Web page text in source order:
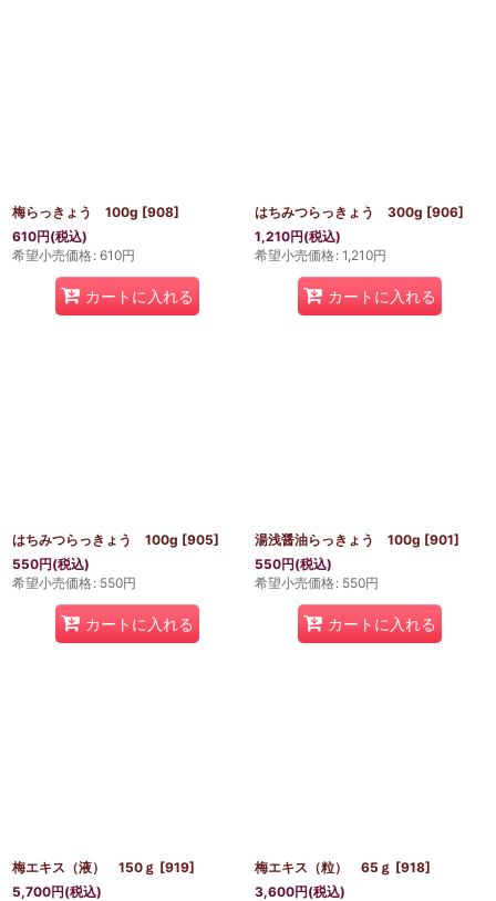
梅らっきょう 100g [908]
610円(税込)
希望小売価格: 610円
カートに入れる
はちみつらっきょう 300g [906]
1,210円(税込)
希望小売価格: 1,210円
カートに入れる
はちみつらっきょう 100g [905]
550円(税込)
希望小売価格: 550円
カートに入れる
湯浅醤油らっきょう 100g [901]
550円(税込)
希望小売価格: 550円
カートに入れる
梅エキス（液） 150ｇ [919]
5,700円(税込)
梅エキス（粒） 65ｇ [918]
3,600円(税込)